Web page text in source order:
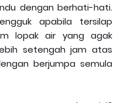
dengan berhati-hati.
apabila tersilap
lopak air yang agak
setengah jam atas
berjumpa semula